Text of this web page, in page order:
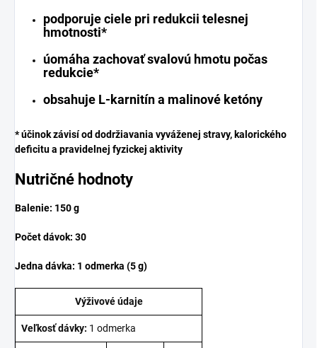
podporuje ciele pri redukcii telesnej
hmotnosti*
úomáha zachovať svalovú hmotu počas
redukcie*
obsahuje L-karnitín a malinové ketóny
* účinok závisí od dodržiavania vyváženej stravy, kalorického
deficitu a pravidelnej fyzickej aktivity
Nutričné hodnoty
Balenie: 150 g
Počet dávok: 30
Jedna dávka: 1 odmerka (5 g)
Výživové údaje
Veľkosť dávky: 1 odmerka